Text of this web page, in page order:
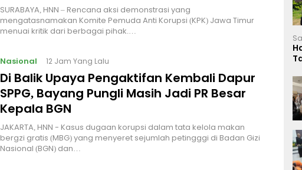
SURABAYA, HNN – Rencana aksi demonstrasi yang
mengatasnamakan Komite Pemuda Anti Korupsi (KPK) Jawa Timur
menuai kritik dari berbagai pihak.…
Nasional 12 Jam Yang Lalu
Di Balik Upaya Pengaktifan Kembali Dapur
SPPG, Bayang Pungli Masih Jadi PR Besar
Kepala BGN
JAKARTA, HNN - Kasus dugaan korupsi dalam tata kelola makan
bergzi gratis (MBG) yang menyeret sejumlah petingggi di Badan Gizi
Nasional (BGN) dan…